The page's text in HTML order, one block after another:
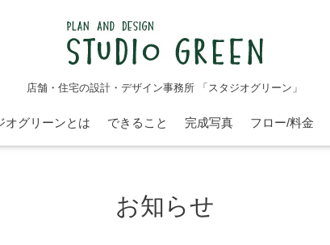
店舗・住宅の設計・デザイン事務所 「スタジオグリーン」
オグリーンとは できること 完成写真 フロー/料金
お知らせ